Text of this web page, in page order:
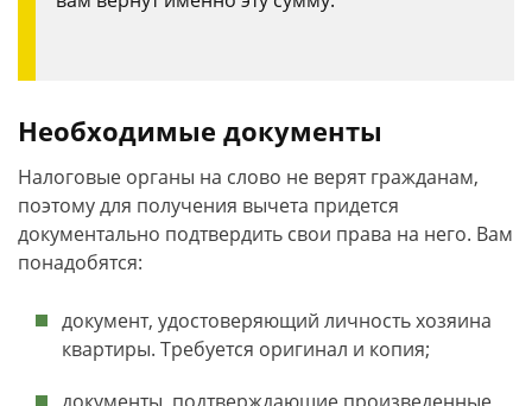
Необходимые документы
Налоговые органы на слово не верят гражданам,
поэтому для получения вычета придется
документально подтвердить свои права на него. Вам
понадобятся:
документ, удостоверяющий личность хозяина
квартиры. Требуется оригинал и копия;